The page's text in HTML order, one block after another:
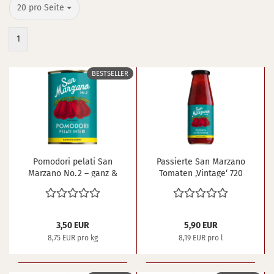
20 pro Seite
pro Seite
1
BESTSELLER
Po­mo­do­ri pe­la­ti San
Mar­za­no No. 2 – ganz &
3,50 EUR
8,75 EUR pro kg
Pas­sier­te San Mar­za­no
To­ma­ten ,Vin­ta­ge‘ 720
5,90 EUR
8,19 EUR pro l